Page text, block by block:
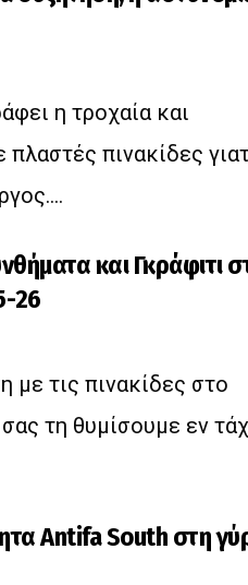
η τροχαία και
πινακίδες
και Γκράφιτι
26
με τις πινακίδες στο
τη θυμίσουμε εν
Antifa South στη